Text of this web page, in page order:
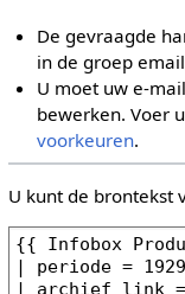
De gevraagde
in de groep
U moet uw e-
bewerken. Voer
voorkeuren.
U kunt de brontekst